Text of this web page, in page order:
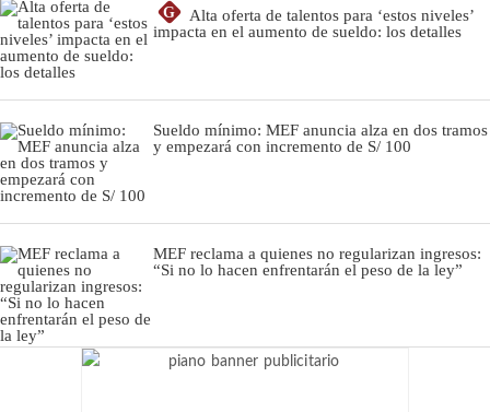
G
Alta oferta de talentos para ‘estos niveles’
impacta en el aumento de sueldo: los detalles
Sueldo mínimo: MEF anuncia alza en dos tramos
y empezará con incremento de S/ 100
MEF reclama a quienes no regularizan ingresos:
“Si no lo hacen enfrentarán el peso de la ley”